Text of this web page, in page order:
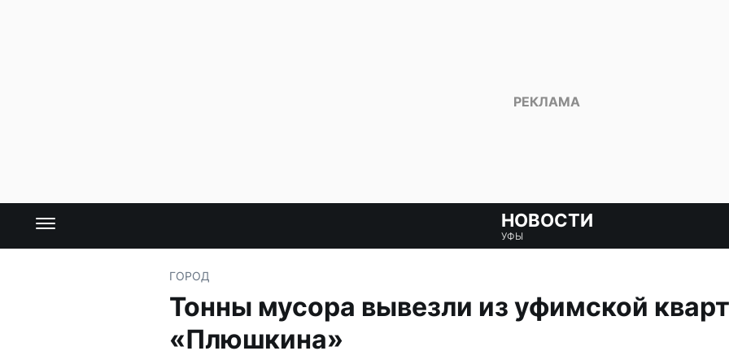
НОВОСТИ
УФЫ
ГОРОД
Тонны мусора вывезли из уфимской
«Плюшкина»